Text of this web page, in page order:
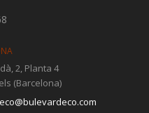
2, Planta 4
(Barcelona)